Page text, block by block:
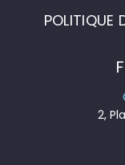
POLITIQUE
2,